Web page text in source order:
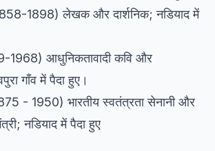
1898) लेखक और दार्शनिक; नडियाद में
1968) आधुनिकतावादी कवि और
गाँव में पैदा हुए।
- 1950) भारतीय स्वतंत्रता सेनानी और
नडियाद में पैदा हुए